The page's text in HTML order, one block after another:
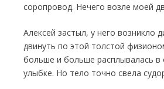
соропровод. Нечего возле моей
Алексей застыл, у него возникло
двинуть по этой толстой
больше и больше расплывалась в
улыбке. Но тело точно све­ла